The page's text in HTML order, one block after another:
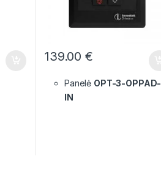
139.00€
Panelė OPT-3-OPPAD-
IN